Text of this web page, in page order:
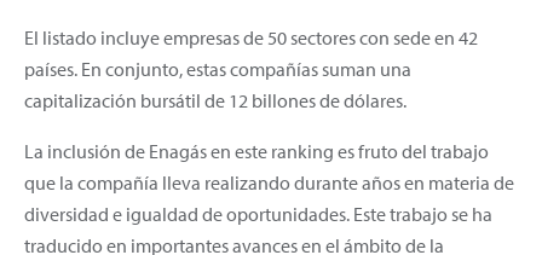
El listado incluye empresas de 50 sectores con sede en 42
países. En conjunto, estas compañías suman una
capitalización bursátil de 12 billones de dólares.
La inclusión de Enagás en este ranking es fruto del trabajo
que la compañía lleva realizando durante años en materia de
diversidad e igualdad de oportunidades. Este trabajo se ha
traducido en importantes avances en el ámbito de la